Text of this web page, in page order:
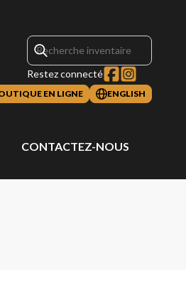
Restez connecté
EN LIGNE ENGLISH
CONTACTEZ-NOUS